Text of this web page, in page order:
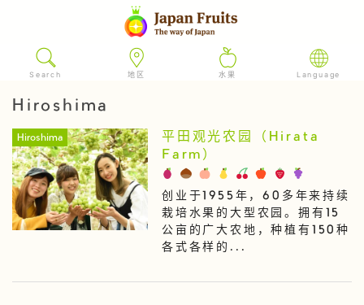
Search 地区 水果 Language
Hiroshima
Hiroshima
平田观光农园（Hirata
Farm）
创业于1955年，60多年来持续
栽培水果的大型农园。拥有15
公亩的广大农地，种植有150种
各式各样的...